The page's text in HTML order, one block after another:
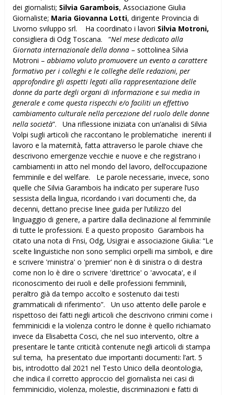
dei giornalisti; Silvia Garambois, Associazione Giulia
Giornaliste; Maria Giovanna Lotti, dirigente Provincia di
Livorno sviluppo srl. Ha coordinato i lavori Silvia Motroni,
consigliera di Odg Toscana. “Nel mese dedicato alla
Giornata internazionale della donna – sottolinea Silvia
Motroni – abbiamo voluto promuovere un evento a carattere
formativo per i colleghi e le colleghe delle redazioni, per
approfondire gli aspetti legati alla rappresentazione delle
donne da parte degli organi di informazione e sui media in
generale e come questa rispecchi e/o faciliti un effettivo
cambiamento culturale nella percezione del ruolo delle donne
nella società”. Una riflessione iniziata con un’analisi di Silvia
Volpi sugli articoli che raccontano le problematiche inerenti il
lavoro e la maternità, fatta attraverso le parole chiave che
descrivono emergenze vecchie e nuove e che registrano i
cambiamenti in atto nel mondo del lavoro, dell’occupazione
femminile e del welfare. Le parole necessarie, invece, sono
quelle che Silvia Garambois ha indicato per superare l’uso
sessista della lingua, ricordando i vari documenti che, da
decenni, dettano precise linee guida per l’utilizzo del
linguaggio di genere, a partire dalla declinazione al femminile
di tutte le professioni. E a questo proposito Garambois ha
citato una nota di Fnsi, Odg, Usigrai e associazione Giulia: “Le
scelte linguistiche non sono semplici orpelli ma simboli, e dire
e scrivere 'ministra' o 'premier' non è di sinistra o di destra
come non lo è dire o scrivere 'direttrice' o 'avvocata', e il
riconoscimento dei ruoli e delle professioni femminili,
peraltro già da tempo accolto e sostenuto dai testi
grammaticali di riferimento”. Un uso attento delle parole e
rispettoso dei fatti negli articoli che descrivono crimini come i
femminicidi e la violenza contro le donne è quello richiamato
invece da Elisabetta Cosci, che nel suo intervento, oltre a
presentare le tante criticità contenute negli articoli di stampa
sul tema, ha presentato due importanti documenti: l’art. 5
bis, introdotto dal 2021 nel Testo Unico della deontologia,
che indica il corretto approccio del giornalista nei casi di
femminicidio, violenza, molestie, discriminazioni e fatti di